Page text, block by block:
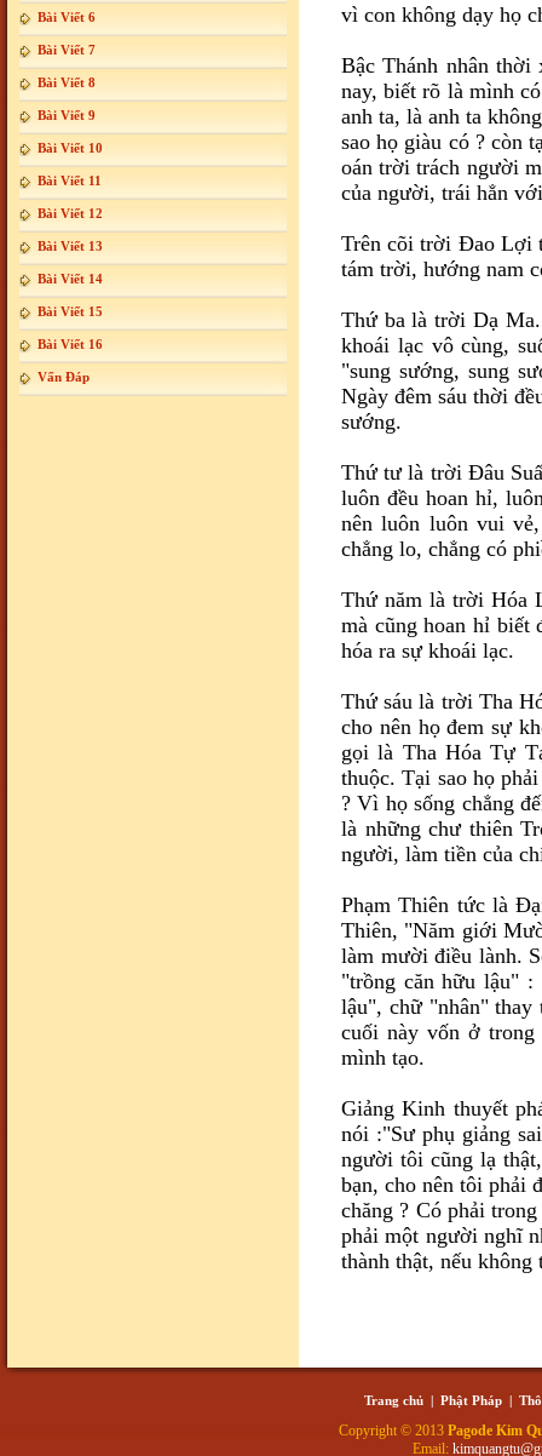
Bài Viết 6
Bài Viết 7
Bài Viết 8
Bài Viết 9
Bài Viết 10
Bài Viết 11
Bài Viết 12
Bài Viết 13
Bài Viết 14
Bài Viết 15
Bài Viết 16
Vấn Đáp
vì con không dạy họ
Bậc Thánh nhân
nay, biết rõ là mình
anh ta, là anh ta
sao họ giàu có ? còn
oán trời trách người
của người, trái hẳn
Trên cõi trời Ðao Lợi
tám trời, hướng nam
Thứ ba là trời Dạ
khoái lạc vô cùng,
"sung sướng, sung
Ngày đêm sáu thời
sướng.
Thứ tư là trời Ðâu
luôn đều hoan hỉ,
nên luôn luôn vui
chẳng lo, chẳng có
Thứ năm là trời Hóa
mà cũng hoan hỉ biết
hóa ra sự khoái lạc.
Thứ sáu là trời Tha
cho nên họ đem sự
gọi là Tha Hóa Tự
thuộc. Tại sao họ
? Vì họ sống chẳng
là những chư thiên
người, làm tiền của
Phạm Thiên tức là
Thiên, "Năm giới
làm mười điều lành.
"trồng căn hữu lậu"
lậu", chữ "nhân" thay
cuối này vốn ở
mình tạo.
Giảng Kinh thuyết
nói :"Sư phụ giảng
người tôi cũng lạ
bạn, cho nên tôi phải
chăng ? Có phải
phải một người nghĩ
thành thật, nếu
Trang chủ | Phật Pháp |
Copyright © 2013 Pagode Kim
Email: